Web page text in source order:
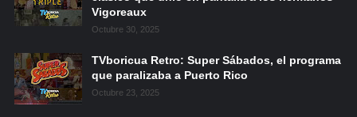
Vigoreaux
Octubre 30, 2025
TVboricua Retro: Super Sábados, el programa
que paralizaba a Puerto Rico
Octubre 23, 2025